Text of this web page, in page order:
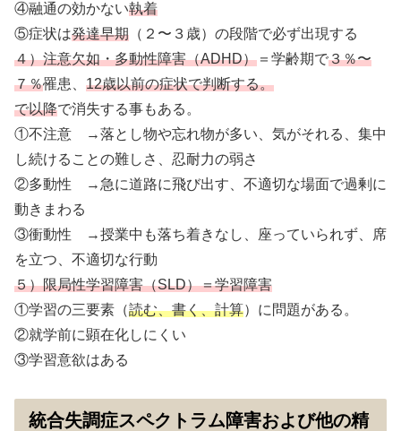
④融通の効かない執着
⑤症状は発達早期 （２〜３歳）の段階で必ず出現する
４）注意欠如・多動性障害（ADHD） ＝学齢期で３％〜
７％罹患、 12歳以前の症状で判断する。
で以降で消失する事もある。
①不注意 →落とし物や忘れ物が多い、気がそれる、集中
し続けることの難しさ、忍耐力の弱さ
②多動性 →急に道路に飛び出す、不適切な場面で過剰に
動きまわる
③衝動性 →授業中も落ち着きなし、座っていられず、席
を立つ、不適切な行動
５）限局性学習障害（SLD）＝学習障害
①学習の三要素（読む、書く、計算）に問題がある。
②就学前に顕在化しにくい
③学習意欲はある
統合失調症スペクトラム障害および他の精